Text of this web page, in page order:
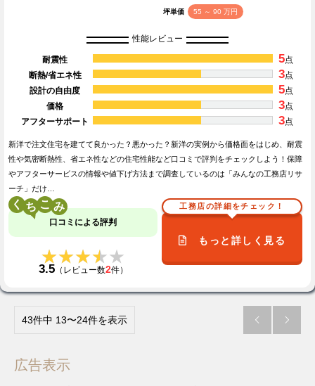
坪単価 55 ～ 90 万円
性能レビュー
耐震性 5点
断熱/省エネ性
3点
設計の自由度
5点
価格
3点
アフターサポート
3点
新洋で注文住宅を建てて良かった？悪かった？新洋の実例から価格面をはじめ、耐震
性や気密断熱性、省エネ性などの住宅性能など口コミで評判をチェックしよう！保障
やアフターサービスの情報や値下げ方法まで調査しているのは「みんなの工務店リサ
ーチ」だけ…
く こ
口コミによる評判
★★★★★
★★★★★
3.5（レビュー数2件）
工務店の詳細をチェック！
もっと詳しく見る
43件中 13〜24件を表示  
広告表示